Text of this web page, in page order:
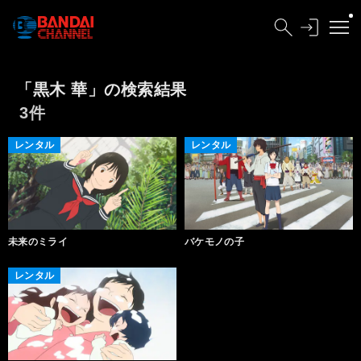
「黒木 華」の検索結果
3件
レンタル
未来のミライ
レンタル
バケモノの子
レンタル